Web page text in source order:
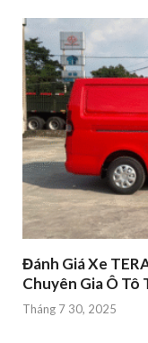
Đánh Giá Xe
Chuyên Gia Ô Tô
Tháng 7 30, 2025